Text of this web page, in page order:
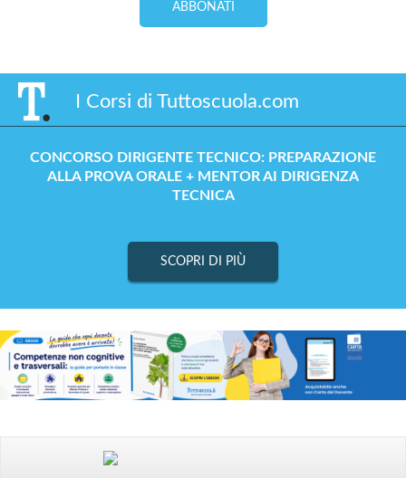
ABBONATI
I Corsi di Tuttoscuola.com
CONCORSO DIRIGENTE TECNICO: PREPARAZIONE
ALLA PROVA ORALE + MENTOR AI DIRIGENZA
TECNICA
SCOPRI DI PIÙ